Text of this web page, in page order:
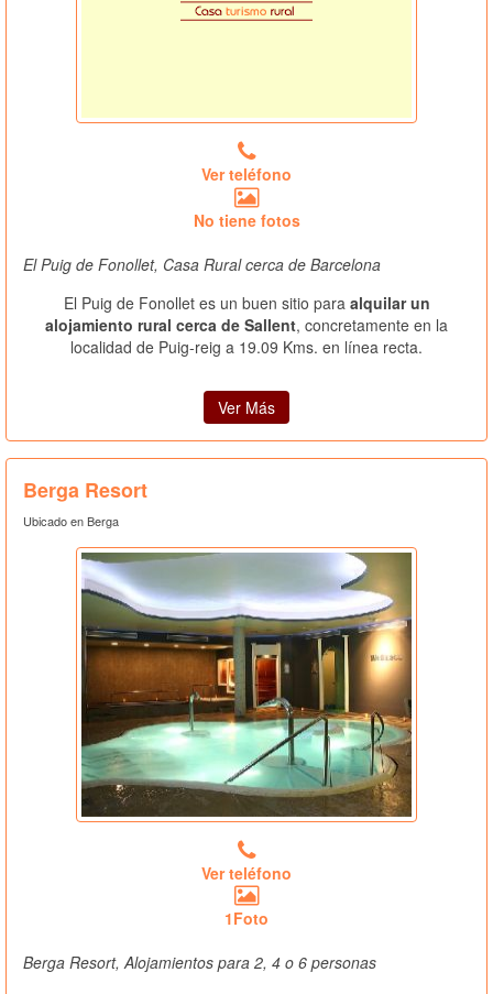
Ver teléfono
No tiene fotos
El Puig de Fonollet, Casa Rural cerca de Barcelona
El Puig de Fonollet es un buen sitio para alquilar un
alojamiento rural cerca de Sallent, concretamente en la
localidad de Puig-reig a 19.09 Kms. en línea recta.
Ver Más
Berga Resort
Ubicado en Berga
Ver teléfono
1Foto
Berga Resort, Alojamientos para 2, 4 o 6 personas